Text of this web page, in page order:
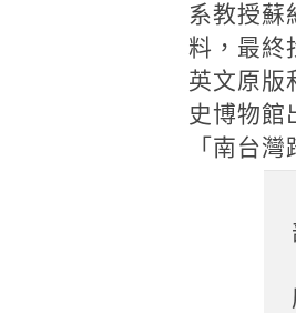
系教授蘇
料，最終
英文原版
史博物館
「南台